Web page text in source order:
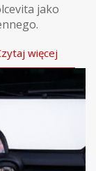
jako
więcej